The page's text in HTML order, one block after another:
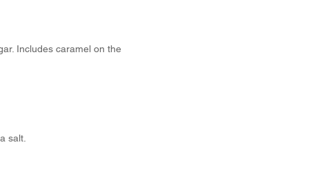
Includes caramel on the
salt.